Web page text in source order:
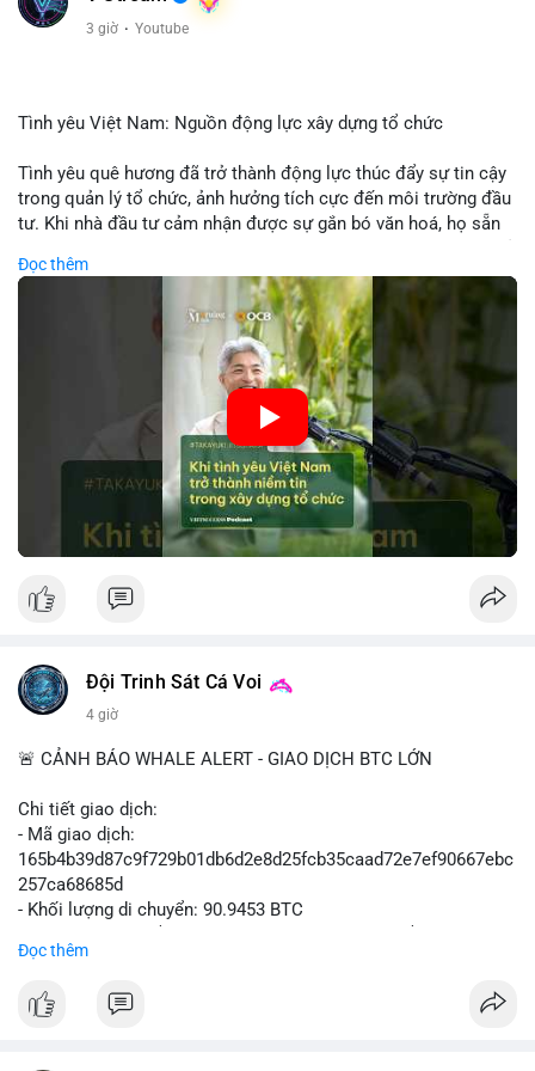
3 giờ · Youtube
Tình yêu Việt Nam: Nguồn động lực xây dựng tổ chức
Tình yêu quê hương đã trở thành động lực thúc đẩy sự tin cậy
trong quản lý tổ chức, ảnh hưởng tích cực đến môi trường đầu
tư. Khi nhà đầu tư cảm nhận được sự gắn bó văn hoá, họ sẵn
các công ty blockchain và tiền mã hoá. Sự tăng cường niềm
tin này giúp giảm rủi ro thị trường, cải thiện chi phí vốn và thúc
đẩy sự phát triển bền vững của ngành công nghệ tài chính. Các
nhà quản lý cần khai thác tinh thần này để xây dựng chiến lược
phát triển bền vững và thu hút vốn đầu tư.
🎥 Xem video trực tiếp tại:
Nguồn: VIETSUCCESS
Đọc thêm
Đội Trinh Sát Cá Voi
4 giờ
🚨 CẢNH BÁO WHALE ALERT - GIAO DỊCH BTC LỚN
Chi tiết giao dịch:
- Mã giao dịch:
165b4b39d87c9f729b01db6d2e8d25fcb35caad72e7ef90667ebc
257ca68685d
- Khối lượng di chuyển: 90.9453 BTC
USD)
Đọc thêm